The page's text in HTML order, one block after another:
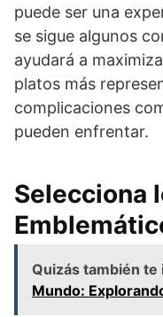
puede ser una
se sigue algunos
ayudará a
platos más
complicaciones
pueden enfrentar.
Selecciona
Quizás también te
Mundo: